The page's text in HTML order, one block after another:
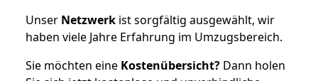
Unser Netzwerk ist sorgfältig ausgewählt, wir
haben viele Jahre Erfahrung im Umzugsbereich.
Sie möchten eine Kostenübersicht? Dann holen